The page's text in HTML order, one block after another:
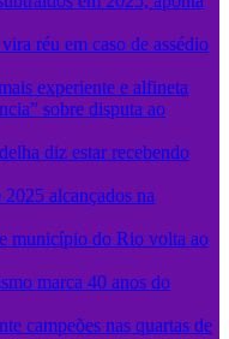
réu em caso de assédio
experiente e alfineta
sobre disputa ao
diz estar recebendo
alcançados na
município do Rio volta ao
marca 40 anos do
campeões nas quartas de